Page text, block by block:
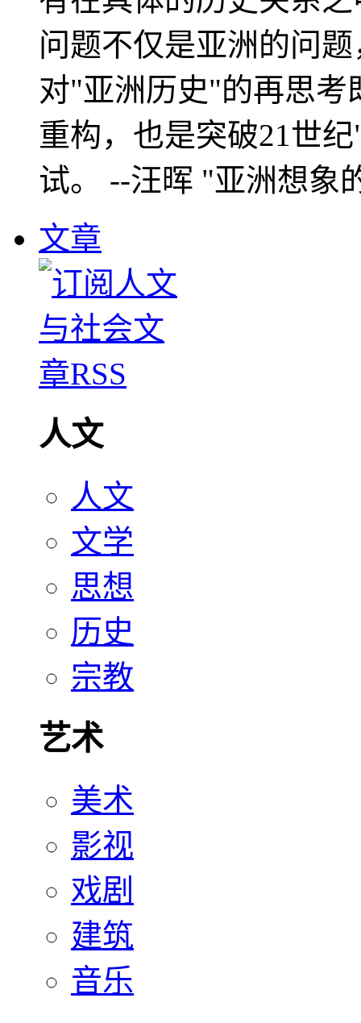
问题不仅是亚洲的问
对"亚洲历史"的再思考
重构，也是突破21世
试。 --汪晖 "亚洲想象
文章
人文
人文
文学
思想
历史
宗教
艺术
美术
影视
戏剧
建筑
音乐